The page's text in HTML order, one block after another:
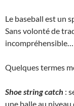
Le baseball est un
Sans volonté de
incompréhensible…
Quelques termes
Shoe string catch :
une balle au niveau